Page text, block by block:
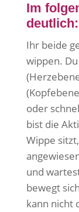
Im
deutlich:
Ihr beide
wippen.
oder
bist die
Wippe
und
bewegt
kann nicht